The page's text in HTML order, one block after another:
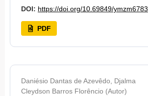
DOI: https://doi.org/10.69849/ymzm6783
PDF
Daniésio Dantas de Azevêdo, Djalma
Cleydson Barros Florêncio (Autor)